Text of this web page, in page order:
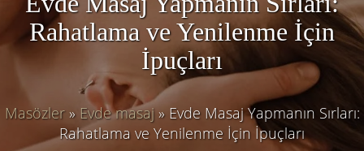
Rahatlama ve Yenilenme İçin
İpuçları
Masözler» Evde masaj» Evde Masaj Yapmanın Sırları:
Rahatlama ve Yenilenme İçin İpuçları